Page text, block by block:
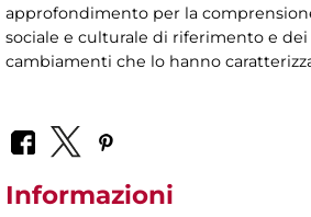
approfondimento per la
sociale e culturale di riferimento e
cambiamenti che lo hanno
Informazioni